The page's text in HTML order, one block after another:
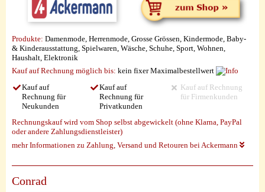
Produkte: Damenmode, Herrenmode, Grosse Grössen, Kindermode, Baby-
& Kinderausstattung, Spielwaren, Wäsche, Schuhe, Sport, Wohnen,
Haushalt, Elektronik
Kauf auf Rechnung möglich bis: kein fixer Maximalbestellwert
Kauf auf
Rechnung für
Neukunden
Kauf auf
Rechnung für
Privatkunden
Kauf auf Rechnung
für Firmenkunden
Rechnungskauf wird vom Shop selbst abgewickelt (ohne Klarna, PayPal
oder andere Zahlungsdienstleister)
mehr Informationen zu Zahlung, Versand und Retouren bei Ackermann
Conrad